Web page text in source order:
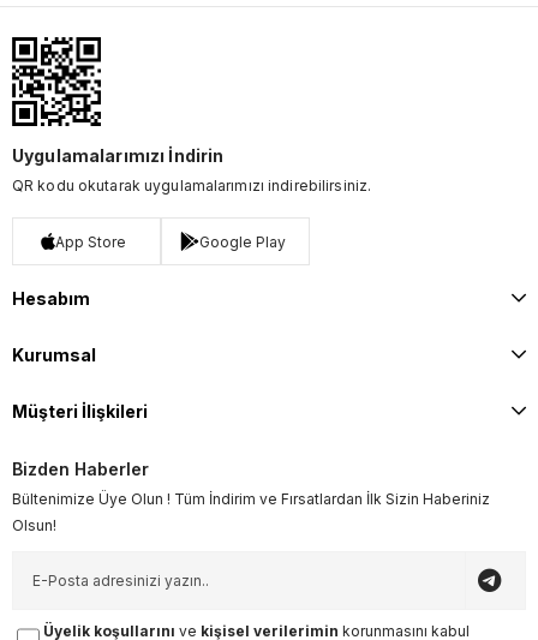
Uygulamalarımızı İndirin
QR kodu okutarak uygulamalarımızı indirebilirsiniz.
App Store Google Play
Hesabım
Kurumsal
Müşteri İlişkileri
Bizden Haberler
Bültenimize Üye Olun ! Tüm İndirim ve Fırsatlardan İlk Sizin Haberiniz
Olsun!
Üyelik koşullarını ve kişisel verilerimin korunmasını kabul